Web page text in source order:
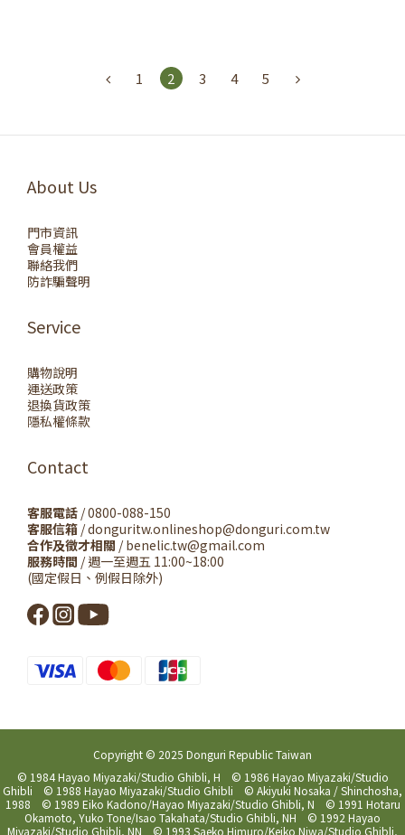
1 2 3 4 5
About Us
門市資訊
會員權益
聯絡我們
防詐騙聲明
Service
購物說明
運送政策
退換貨政策
隱私權條款
Contact
客服電話 / 0800-088-150
客服信箱 / donguritw.onlineshop@donguri.com.tw
合作及徵才相關 / benelic.tw@gmail.com
服務時間 / 週一至週五 11:00~18:00
(國定假日、例假日除外)
Copyright © 2025 Donguri Republic Taiwan
© 1984 Hayao Miyazaki/Studio Ghibli, H © 1986 Hayao Miyazaki/Studio
Ghibli © 1988 Hayao Miyazaki/Studio Ghibli © Akiyuki Nosaka / Shinchosha,
1988 © 1989 Eiko Kadono/Hayao Miyazaki/Studio Ghibli, N © 1991 Hotaru
Okamoto, Yuko Tone/Isao Takahata/Studio Ghibli, NH © 1992 Hayao
Miyazaki/Studio Ghibli, NN © 1993 Saeko Himuro/Keiko Niwa/Studio Ghibli,